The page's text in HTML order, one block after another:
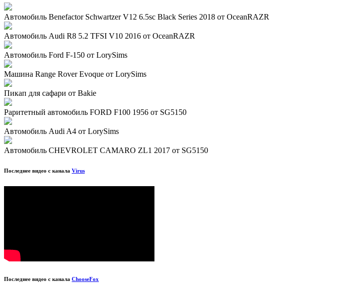
Автомобиль Benefactor Schwartzer V12 6.5sc Black Series 2018 от OceanRAZR
Автомобиль Audi R8 5.2 TFSI V10 2016 от OceanRAZR
Автомобиль Ford F-150 от LorySims
Машина Range Rover Evoque от LorySims
Пикап для сафари от Bakie
Раритетный автомобиль FORD F100 1956 от SG5150
Автомобиль Audi A4 от LorySims
Автомобиль CHEVROLET CAMARO ZL1 2017 от SG5150
Последнее видео с канала Virus
Последнее видео с канала ChooseFox